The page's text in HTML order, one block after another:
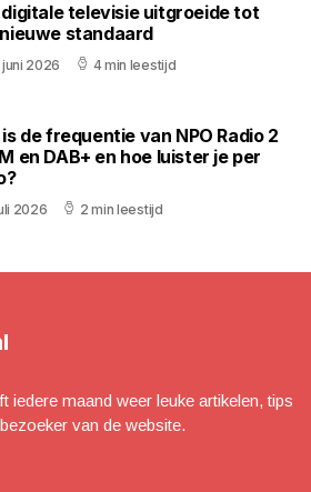
digitale televisie uitgroeide tot
standaard
2026 4 min leestijd
de frequentie van NPO Radio 2
en DAB+ en hoe luister je per
2026 2 min leestijd
iedere maand weer leuke artikelen, tips
van de website.